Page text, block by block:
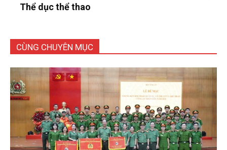
Thể dục thể thao
CÙNG CHUYÊN MỤC